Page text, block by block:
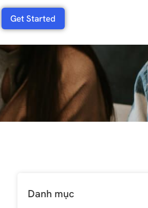
Get Started
Danh mục